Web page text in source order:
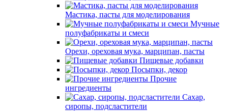
Мастика, пасты для моделирования
Мучные
полуфабрикаты и смеси
Орехи, ореховая мука, марципан, пасты
Пищевые добавки
Посыпки, декор
Прочие
ингредиенты
Сахар,
сиропы, подсластители